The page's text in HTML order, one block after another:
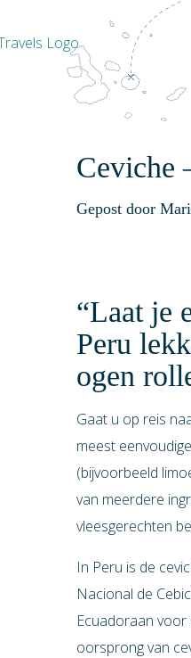
Ceviche
Gepost door
“Laat je
Peru
ogen
Gaat u op reis
meest
(bijvoorbeeld
van meerdere
vleesgerechten
In Peru is de
Nacional de
Ecuadoraan voor
oorsprong van